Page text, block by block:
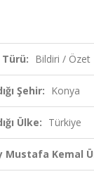
Türü: Bildiri / Özet
Şehir: Konya
Ülke: Türkiye
Mustafa Kemal